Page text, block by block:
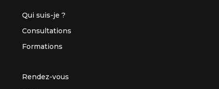
Qui suis-je ?
Consultations
Formations
Rendez-vous